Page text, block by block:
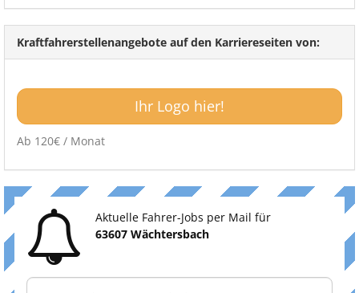
Kraftfahrerstellenangebote auf den Karriereseiten von:
Ihr Logo hier!
Ab 120€ / Monat
Aktuelle Fahrer-Jobs per Mail für
63607 Wächtersbach